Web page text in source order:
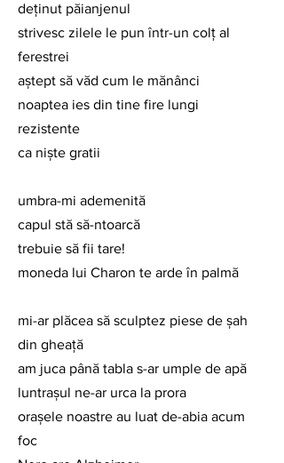
deţinut păianjenul
strivesc zilele le pun într-un colţ al
ferestrei
aştept să văd cum le mănânci
noaptea ies din tine fire lungi
rezistente
ca nişte gratii
umbra-mi ademenită
capul stă să-ntoarcă
trebuie să fii tare!
moneda lui Charon te arde în palmă
mi-ar plăcea să sculptez piese de şah
din gheaţă
am juca până tabla s-ar umple de apă
luntraşul ne-ar urca la prora
oraşele noastre au luat de-abia acum
foc